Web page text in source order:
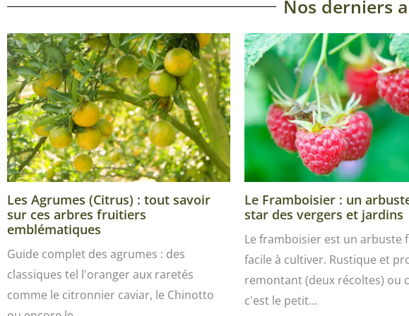
Nos derniers
Les Agrumes (Citrus) : tout savoir
sur ces arbres fruitiers
emblématiques
Guide complet des agrumes : des
classiques tel l'oranger aux raretés
comme le citronnier caviar, le Chinotto
Le Framboisier : un
star des vergers et jardins
Le framboisier est un arbuste
facile à cultiver. Rustique et
remontant (deux récoltes) ou
c'est le petit…